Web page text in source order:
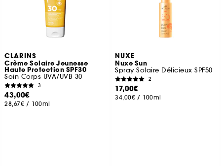
CLARINS
Crème Solaire Jeunesse
Haute Protection SPF30
Soin Corps UVA/UVB 30
3
43,00€
28,67€ / 100ml
NUXE
Nuxe Sun
Spray Solaire Délicieux SPF50
2
17,00€
34,00€ / 100ml